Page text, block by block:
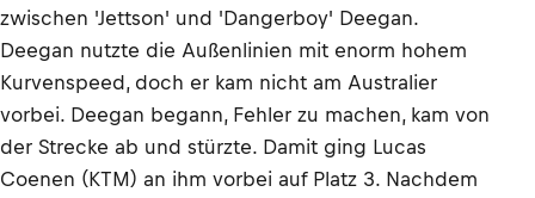
zwischen 'Jettson' und 'Dangerboy' Deegan.
Deegan nutzte die Außenlinien mit enorm hohem
Kurvenspeed, doch er kam nicht am Australier
vorbei. Deegan begann, Fehler zu machen, kam von
der Strecke ab und stürzte. Damit ging Lucas
Coenen (KTM) an ihm vorbei auf Platz 3. Nachdem